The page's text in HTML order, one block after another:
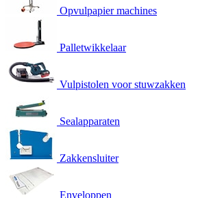
Opvulpapier machines
Palletwikkelaar
Vulpistolen voor stuwzakken
Sealapparaten
Zakkensluiter
Enveloppen